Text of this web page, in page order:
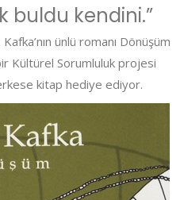
buldu kendini.”
ünlü romanı Dönüşüm
Kültürel Sorumluluk projesi
kitap hediye ediyor.